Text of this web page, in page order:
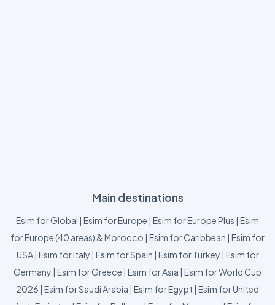
Main destinations
Esim for Global | Esim for Europe | Esim for Europe Plus | Esim
for Europe (40 areas) & Morocco | Esim for Caribbean | Esim for
USA| Esim for Italy | Esim for Spain | Esim for Turkey | Esim for
Germany | Esim for Greece | Esim for Asia | Esim for World Cup
2026 | Esim for Saudi Arabia | Esim for Egypt | Esim for United